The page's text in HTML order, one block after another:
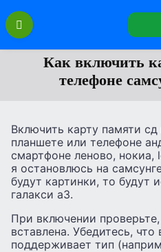
Перейти
содержаниюКак включить
телефоне
Включить карту памяти
планшете или телефоне
смартфоне леново, нокиа,
я остановлюсь на
будут картинки, то будут
галакси а3.
При включении
вставлена. Убедитесь,
поддерживает тип